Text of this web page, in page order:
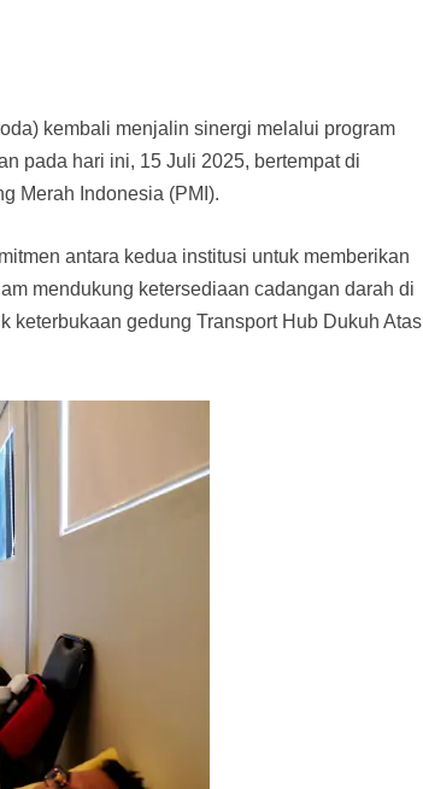
kembali menjalin sinergi melalui program
pada hari ini, 15 Juli 2025, bertempat di
Merah Indonesia (PMI).
antara kedua institusi untuk memberikan
mendukung ketersediaan cadangan darah di
keterbukaan gedung Transport Hub Dukuh Atas